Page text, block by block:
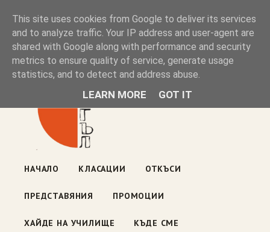
Книжен ъгъл
Блог на книжарницата — класации, откъси, нови книги
ул. „Оборище" 117, София· пон–пет 10:00–19:00 ·
НАЧАЛО КЛАСАЦИИ ОТКЪСИ
ПРЕДСТАВЯНИЯ ПРОМОЦИИ
ХАЙДЕ НА УЧИЛИЩЕ КЪДЕ СМЕ
This site uses cookies from Google to deliver its services
and to analyze traffic. Your IP address and user-agent are
shared with Google along with performance and security
metrics to ensure quality of service, generate usage
statistics, and to detect and address abuse.
LEARN MORE GOT IT